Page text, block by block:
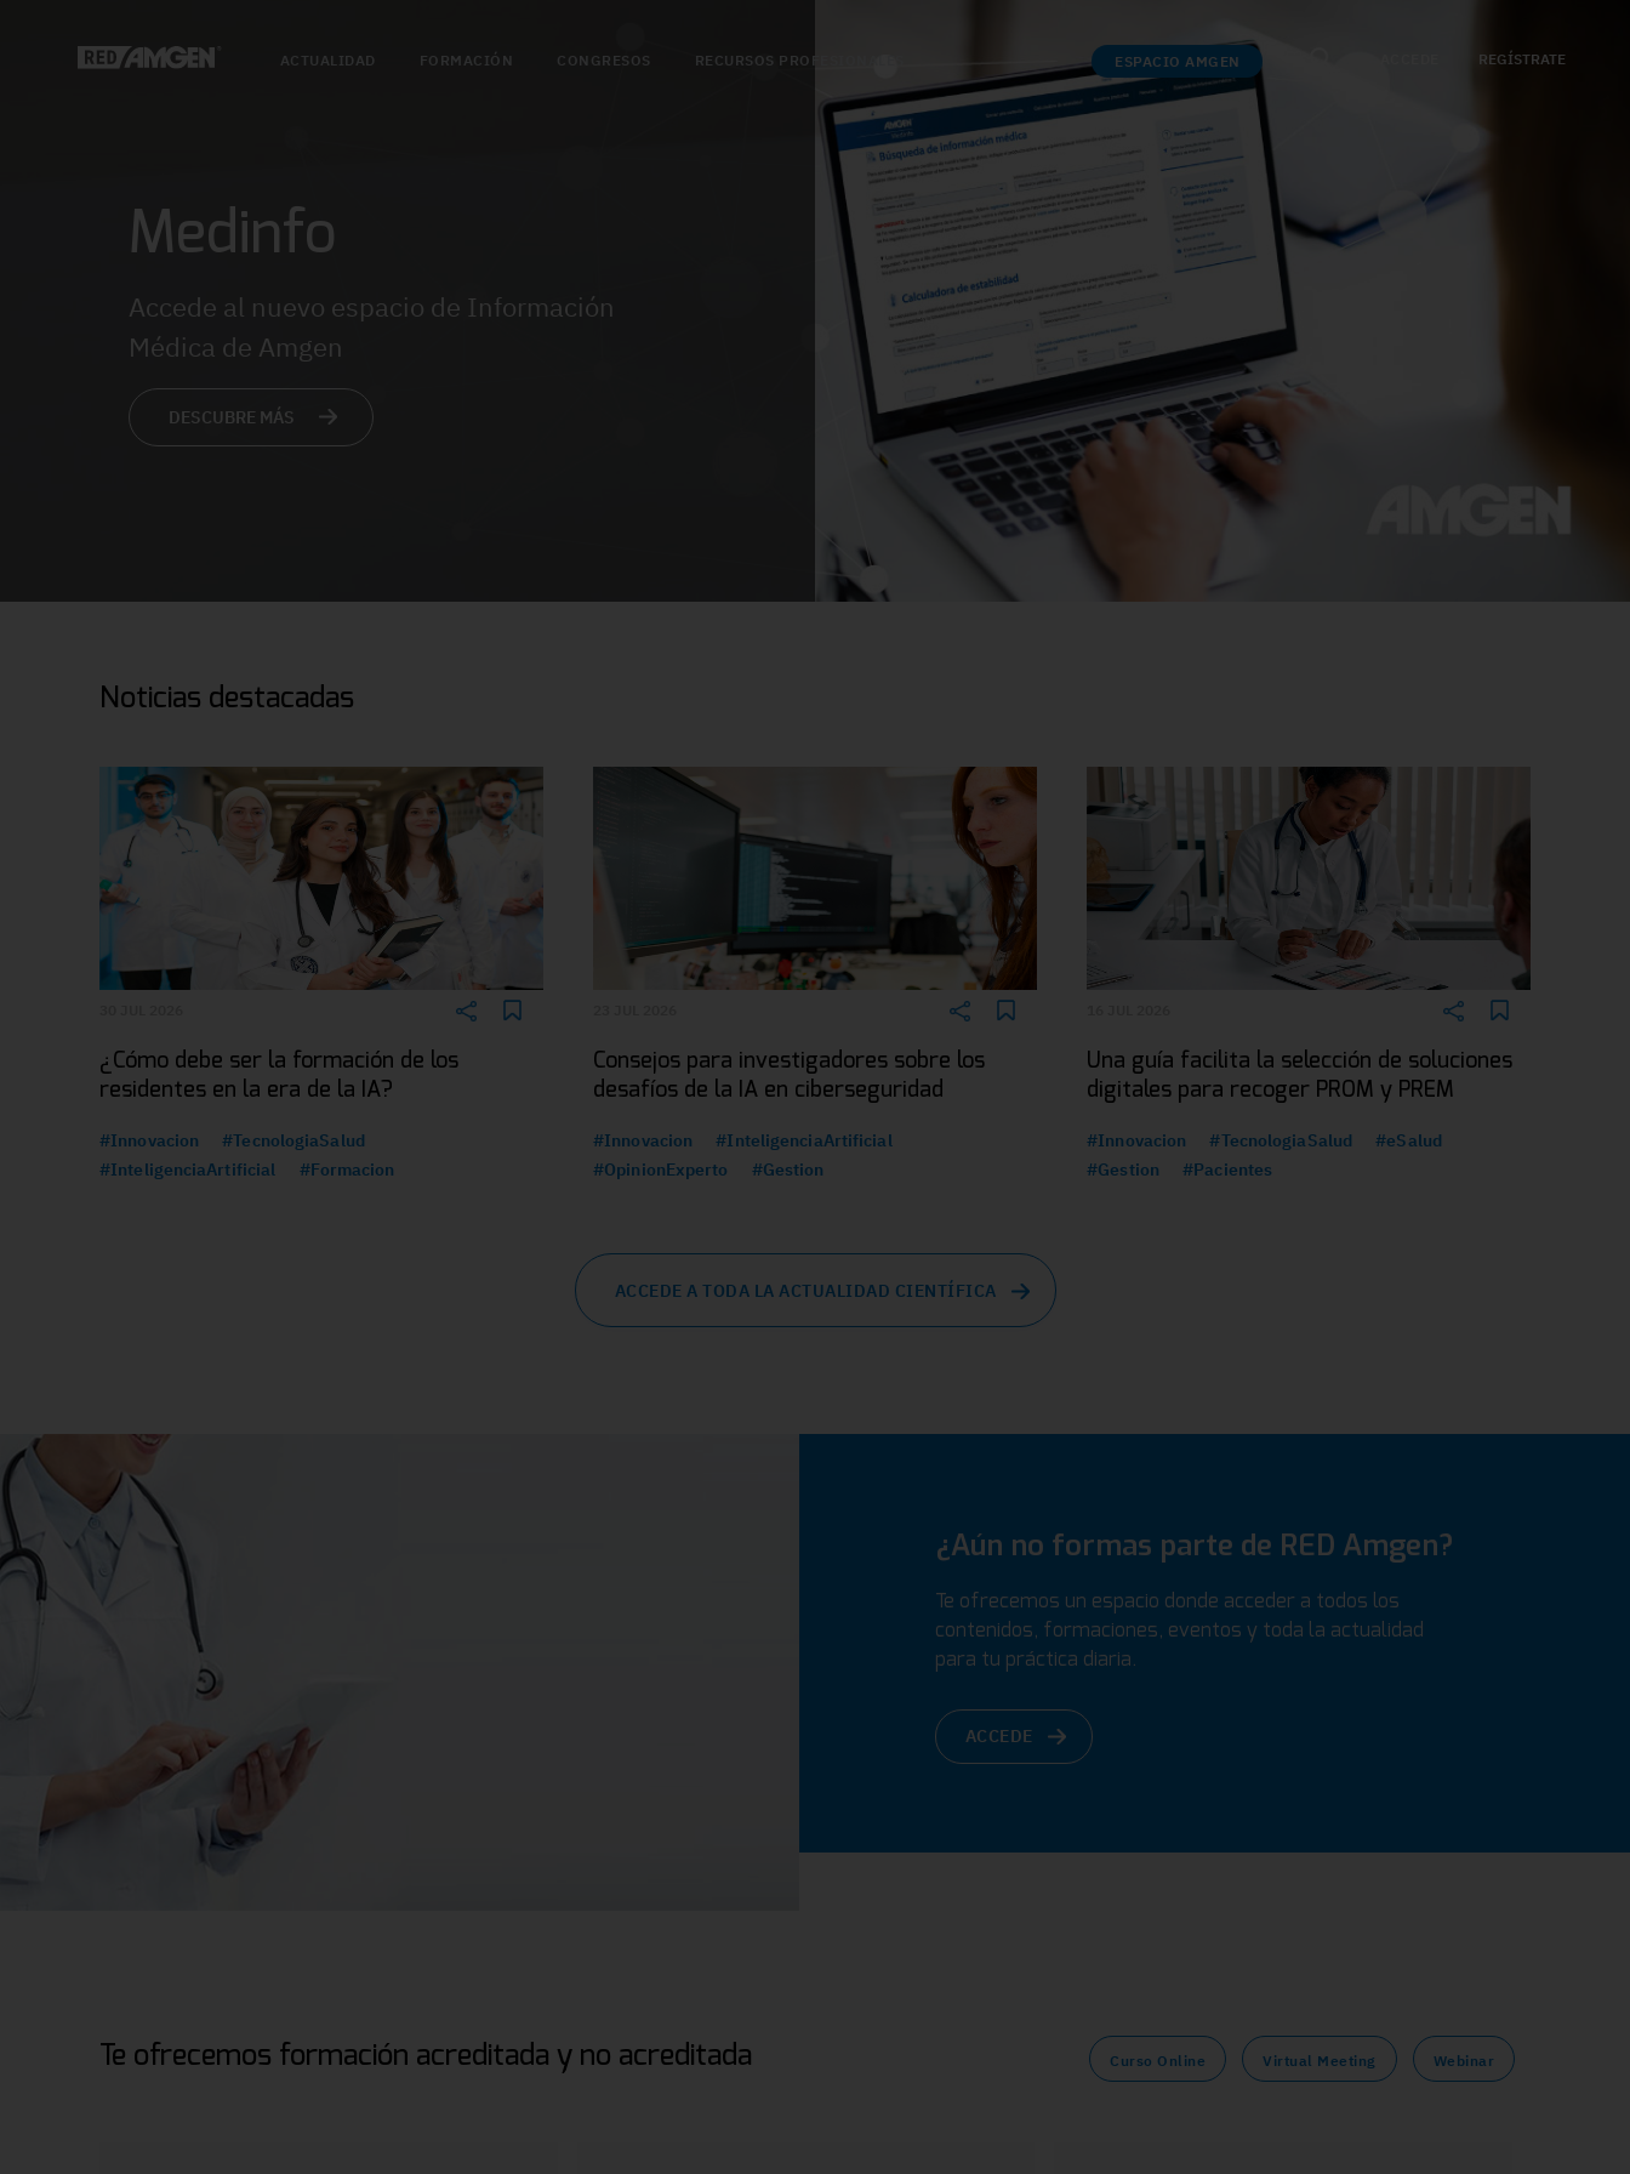
ACTUALIDAD FORMACIÓN CONGRESOS RECURSOS PROFESIONALES ESPACIO AMGEN REGÍSTRATE
Medinfo
Accede al nuevo espacio de Información
Médica de Amgen
DESCUBRE MÁS
Noticias destacadas
¿Cómo debe ser la formación de los
residentes en la era de la IA?
#Innovacion
#TecnologiaSalud
#InteligenciaArtificial
#Formacion
Consejos para investigadores sobre los
desafíos de la IA en ciberseguridad
#Innovacion
#InteligenciaArtificial
#OpinionExperto
#Gestion
Una guía facilita la selección de soluciones
digitales para recoger PROM y PREM
#Innovacion #TecnologiaSalud
#eSalud
#Gestion
#Pacientes
ACCEDE A TODA LA ACTUALIDAD CIENTÍFICA
¿Aún no formas parte de RED Amgen?
Te ofrecemos un espacio donde acceder a todos los
contenidos, formaciones, eventos y toda la actualidad
para tu práctica diaria.
ACCEDE
Te ofrecemos formación acreditada y no acreditada Curso Online Virtual Meeting Webinar